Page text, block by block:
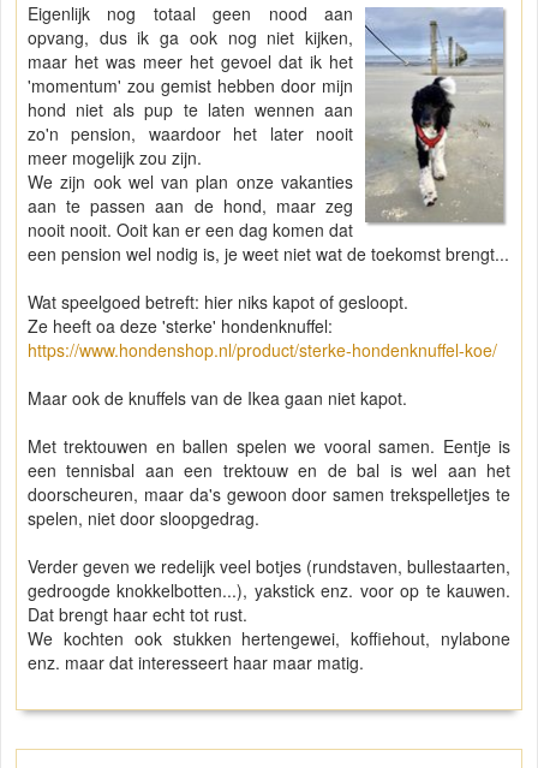
Eigenlijk nog totaal geen nood aan
opvang, dus ik ga ook nog niet kijken,
maar het was meer het gevoel dat ik het
'momentum' zou gemist hebben door mijn
hond niet als pup te laten wennen aan
zo'n pension, waardoor het later nooit
meer mogelijk zou zijn.
We zijn ook wel van plan onze vakanties
aan te passen aan de hond, maar zeg
nooit nooit. Ooit kan er een dag komen dat
een pension wel nodig is, je weet niet wat de toekomst brengt...
Wat speelgoed betreft: hier niks kapot of gesloopt.
Ze heeft oa deze 'sterke' hondenknuffel:
https://www.hondenshop.nl/product/sterke-hondenknuffel-koe/
Maar ook de knuffels van de Ikea gaan niet kapot.
Met trektouwen en ballen spelen we vooral samen. Eentje is
een tennisbal aan een trektouw en de bal is wel aan het
doorscheuren, maar da's gewoon door samen trekspelletjes te
spelen, niet door sloopgedrag.
Verder geven we redelijk veel botjes (rundstaven, bullestaarten,
gedroogde knokkelbotten...), yakstick enz. voor op te kauwen.
Dat brengt haar echt tot rust.
We kochten ook stukken hertengewei, koffiehout, nylabone
enz. maar dat interesseert haar maar matig.